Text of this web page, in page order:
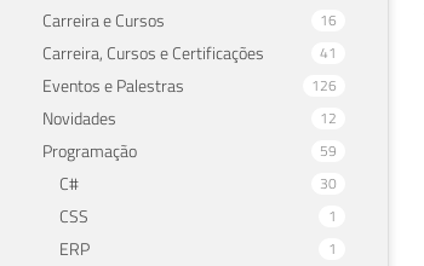
Carreira e Cursos 16
Carreira, Cursos e Certificações 41
Eventos e Palestras 126
Novidades 12
Programação 59
C# 30
CSS 1
ERP 1